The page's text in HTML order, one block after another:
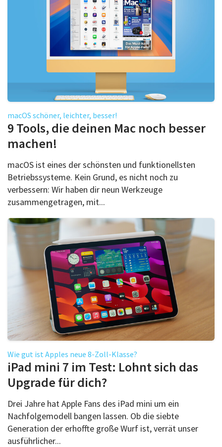
macOS schöner, leichter, besser!
9 Tools, die deinen Mac noch besser
machen!
macOS ist eines der schönsten und funktionellsten
Betriebssysteme. Kein Grund, es nicht noch zu
verbessern: Wir haben dir neun Werkzeuge
zusammengetragen, mit...
Wie gut ist Apples neue 8-Zoll-Klasse?
iPad mini 7 im Test: Lohnt sich das
Upgrade für dich?
Drei Jahre hat Apple Fans des iPad mini um ein
Nachfolgemodell bangen lassen. Ob die siebte
Generation der erhoffte große Wurf ist, verrät unser
ausführlicher...